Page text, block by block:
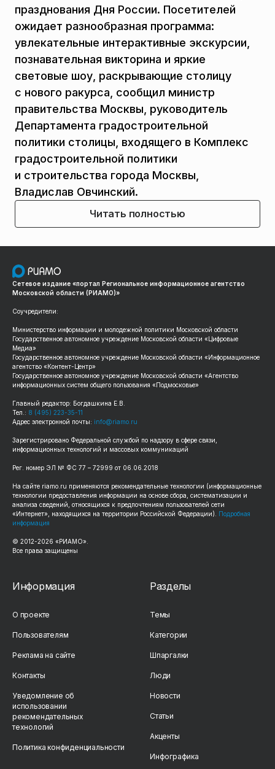
празднования Дня России. Посетителей
ожидает разнообразная программа:
увлекательные интерактивные экскурсии,
познавательная викторина и яркие
световые шоу, раскрывающие столицу
с нового ракурса, сообщил министр
правительства Москвы, руководитель
Департамента градостроительной
политики столицы, входящего в Комплекс
градостроительной политики
и строительства города Москвы,
Владислав Овчинский.
Читать полностью
Сетевое издание «портал Региональное информационное агентство
Московской области (РИАМО)»
Соучредители:
Министерство информации и молодежной политики Московской области
Государственное автономное учреждение Московской области «Цифровые
Медиа»
Государственное автономное учреждение Московской области «Информационное
агентство «Контент-Центр»
Государственное автономное учреждение Московской области «Агентство
информационных систем общего пользования «Подмосковье»
Главный редактор: Богдашкина Е.В.
Тел.: 8 (495) 223-35-11
Адрес электронной почты: info@riamo.ru
Зарегистрировано Федеральной службой по надзору в сфере связи,
информационных технологий и массовых коммуникаций
Рег. номер ЭЛ № ФС 77 – 72999 от 06.06.2018
На сайте riamo.ru применяются рекомендательные технологии (информационные
технологии предоставления информации на основе сбора, систематизации и
анализа сведений, относящихся к предпочтениям пользователей сети
«Интернет», находящихся на территории Российской Федерации). Подробная
информация
© 2012-2026 «РИАМО».
Все права защищены
Информация
О проекте
Пользователям
Реклама на сайте
Контакты
Уведомление об
использовании
рекомендательных
технологий
Политика конфиденциальности
Разделы
Темы
Категории
Шпаргалки
Люди
Новости
Статьи
Акценты
Инфографика